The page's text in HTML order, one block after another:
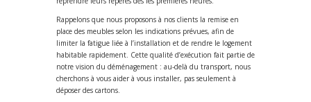
Rappelons que nous proposons à nos clients la remise en
place des meubles selon les indications prévues, afin de
limiter la fatigue liée à l’installation et de rendre le logement
habitable rapidement. Cette qualité d’exécution fait partie de
notre vision du déménagement : au-delà du transport, nous
cherchons à vous aider à vous installer, pas seulement à
déposer des cartons.